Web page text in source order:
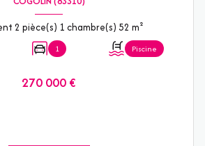
Appartement 2 pièce(s) 1 chambre(s) 52 m²
1 Piscine
270 000 €